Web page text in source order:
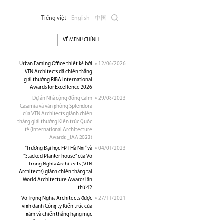
Tiếng việt English 中国
VỀ MENU CHÍNH
Urban Faming Office thiết kế bởi
VTN Architects đã chiến thẳng
giải thưởng RIBA International
Awards for Excellence 2026
12/06/2026
Dự án Nhà cộng đồng Calm
Casamia và văn phòng Splendora
của VTN Architects giành chiến
thắng giải thưởng Kiến trúc Quốc
tế (International Architecture
Awards _IAA 2023)
29/08/2023
“Trường Đại học FPT Hà Nội” và
“Stacked Planter house” của Võ
Trọng Nghĩa Architects (VTN
Architects) giành chiến thắng tại
World Architecture Awards lần
thứ 42
04/01/2023
Võ Trọng Nghĩa Architects được
vinh danh Công ty Kiến trúc của
năm và chiến thắng hạng mục
27/11/2021